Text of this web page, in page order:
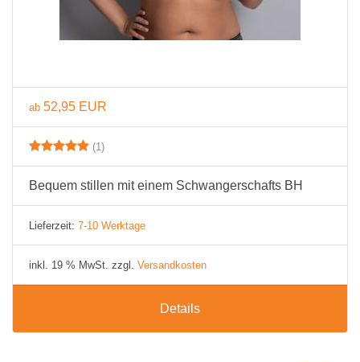
ab 52,95 EUR
(1)
Bequem stillen mit einem Schwangerschafts BH
Lieferzeit: 7-10 Werktage
inkl. 19 % MwSt. zzgl. Versandkosten
Details